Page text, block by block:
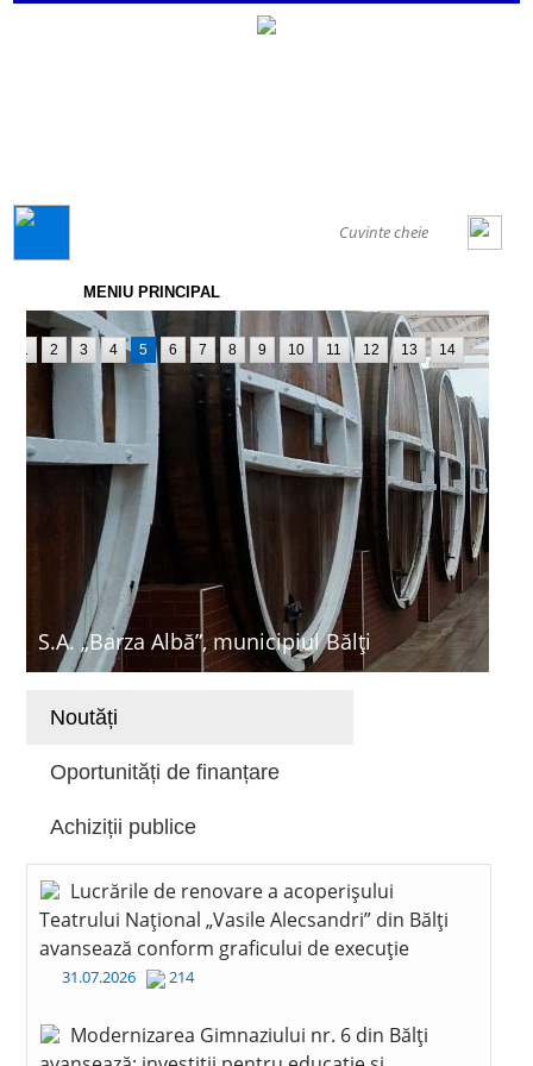
MENIU PRINCIPAL
S.A. „Barza Albă”, municipiul Bălți
1 2 3 4 5 6 7 8 9 10 11 12 13 14
Noutăți
Oportunități de finanțare
Achiziții publice
Lucrările de renovare a acoperișului
Teatrului Național „Vasile Alecsandri” din Bălți
avansează conform graficului de execuție
31.07.2026 214
Modernizarea Gimnaziului nr. 6 din Bălți